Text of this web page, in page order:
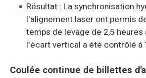
Résultat : La synchronisation
l'alignement laser ont permis
temps de levage de 2,5 heures
l'écart vertical a été contrôlé à
Coulée continue de billettes